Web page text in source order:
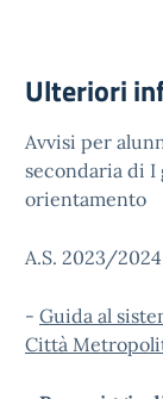
Ulteriori
Avvisi per
secondaria di
orientamento
A.S. 2023/2024
- Guida al
Città